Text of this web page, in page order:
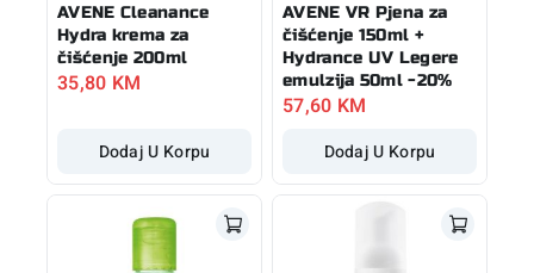
AVENE Cleanance
Hydra krema za
čišćenje 200ml
35,80 KM
Dodaj U Korpu
AVENE VR Pjena za
čišćenje 150ml +
Hydrance UV Legere
emulzija 50ml -20%
57,60 KM
Dodaj U Korpu